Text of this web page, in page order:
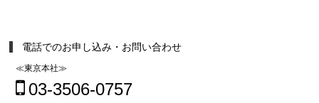
電話でのお申し込み・お問い合わせ
≪東京本社≫
03-3506-0757